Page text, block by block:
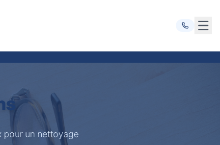
pour un nettoyage